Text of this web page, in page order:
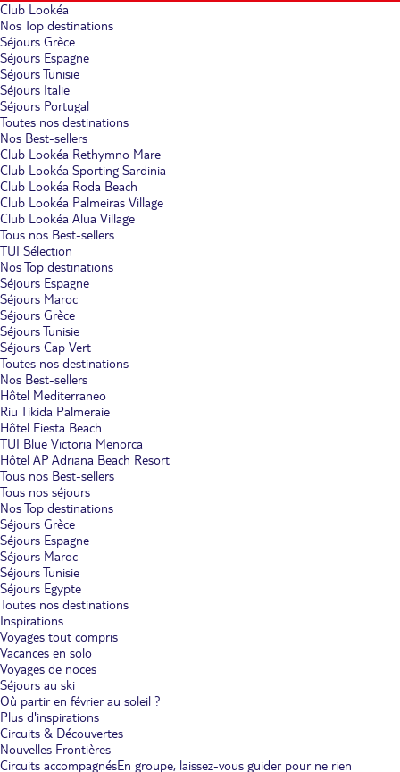
Club Lookéa
Nos Top destinations
Séjours Grèce
Séjours Espagne
Séjours Tunisie
Séjours Italie
Séjours Portugal
Toutes nos destinations
Nos Best-sellers
Club Lookéa Rethymno Mare
Club Lookéa Sporting Sardinia
Club Lookéa Roda Beach
Club Lookéa Palmeiras Village
Club Lookéa Alua Village
Tous nos Best-sellers
TUI Sélection
Nos Top destinations
Séjours Espagne
Séjours Maroc
Séjours Grèce
Séjours Tunisie
Séjours Cap Vert
Toutes nos destinations
Nos Best-sellers
Hôtel Mediterraneo
Riu Tikida Palmeraie
Hôtel Fiesta Beach
TUI Blue Victoria Menorca
Hôtel AP Adriana Beach Resort
Tous nos Best-sellers
Tous nos séjours
Nos Top destinations
Séjours Grèce
Séjours Espagne
Séjours Maroc
Séjours Tunisie
Séjours Egypte
Toutes nos destinations
Inspirations
Voyages tout compris
Vacances en solo
Voyages de noces
Séjours au ski
Où partir en février au soleil ?
Plus d'inspirations
Circuits & Découvertes
Nouvelles Frontières
Circuits accompagnésEn groupe, laissez-vous guider pour ne rien